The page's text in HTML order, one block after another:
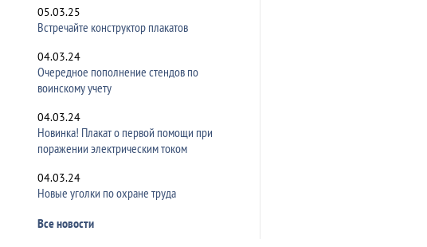
05.03.25
Встречайте конструктор плакатов
04.03.24
Очередное пополнение стендов по
воинскому учету
04.03.24
Новинка! Плакат о первой помощи при
поражении электрическим током
04.03.24
Новые уголки по охране труда
Все новости